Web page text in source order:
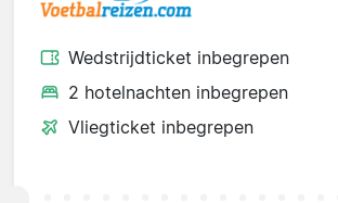
Wedstrijdticket inbegrepen
2 hotelnachten inbegrepen
Vliegticket inbegrepen